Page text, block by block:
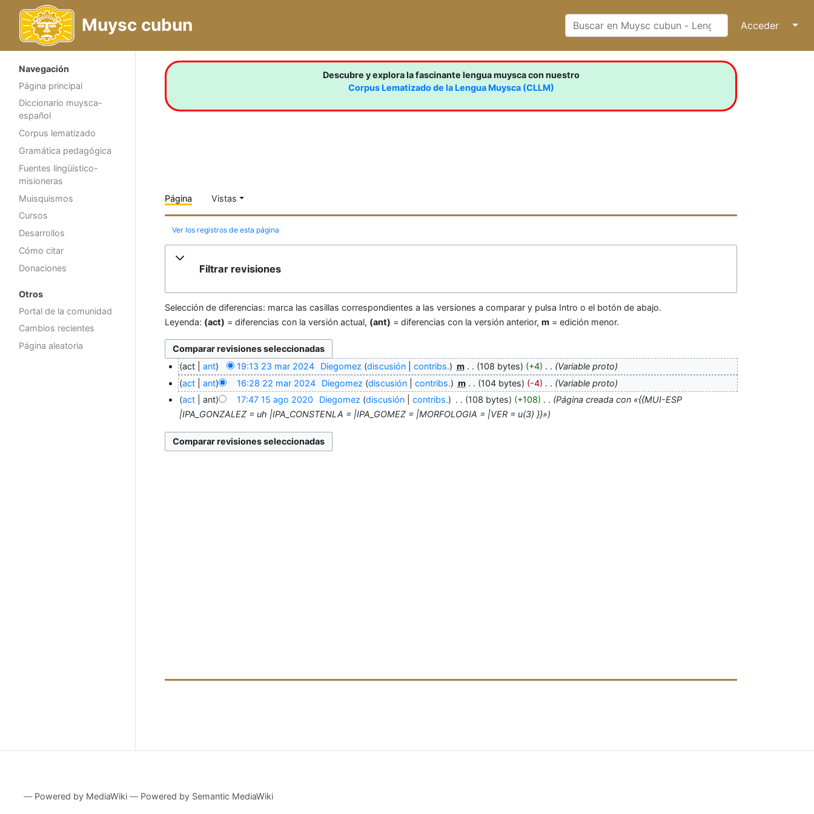
Muysc cubun Acceder ↓
Navegación
Página principal
Diccionario muysca-
español
Corpus lematizado
Gramática pedagógica
Fuentes lingüístico-
misioneras
Muisquismos
Cursos
Desarrollos
Cómo citar
Donaciones
Otros
Portal de la comunidad
Cambios recientes
Página aleatoria
Descubre y explora la fascinante lengua muysca con nuestro
Corpus Lematizado de la Lengua Muysca (CLLM)
Página Vistas
Ver los registros de esta página
Filtrar revisiones
Selección de diferencias: marca las casillas correspondientes a las versiones a comparar y pulsa Intro o el botón de abajo.
Leyenda: (act) = diferencias con la versión actual, (ant) = diferencias con la versión anterior, m = edición menor.
act ant 19:13 23 mar 2024 Diegomez discusión contribs. m 108 bytes +4
Variable proto
act
ant 16:28 22 mar 2024 Diegomez discusión contribs. m 104 bytes -4
Variable proto
act
ant 17:47 15 ago 2020 Diegomez discusión contribs. 108 bytes +108
Página creada con «{{MUI-ESP
|IPA_GONZALEZ = uh |IPA_CONSTENLA = |IPA_GOMEZ = |MORFOLOGIA = |VER = u(3) }}»
― Powered by MediaWiki ― Powered by Semantic MediaWiki